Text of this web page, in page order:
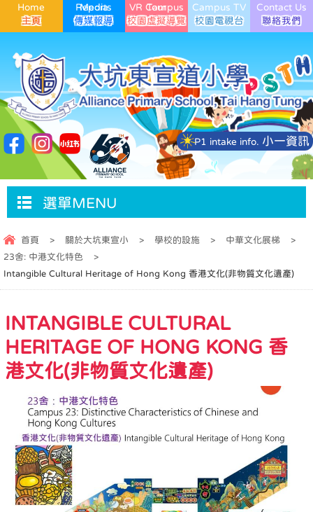
Home Media Reports VR Campus Tour Campus TV Contact Us
P1 intake info. 小一資訊
選單MENU
首頁 > 關於大坑東宣小 > 學校的設施 > 中華文化展梯
>
23舍: 中港文化特色
>
Intangible Cultural Heritage of Hong Kong 香港文化(非物質文化遺產)
INTANGIBLE CULTURAL
HERITAGE OF HONG KONG 香
港文化(非物質文化遺產)